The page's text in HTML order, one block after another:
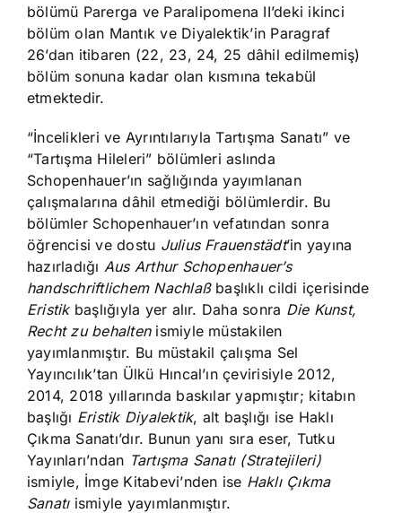
bölümü Parerga ve Paralipomena II’deki ikinci
bölüm olan Mantık ve Diyalektik’in Paragraf
26’dan itibaren (22, 23, 24, 25 dâhil edilmemiş)
bölüm sonuna kadar olan kısmına tekabül
etmektedir.
“İncelikleri ve Ayrıntılarıyla Tartışma Sanatı” ve
“Tartışma Hileleri” bölümleri aslında
Schopenhauer’ın sağlığında yayımlanan
çalışmalarına dâhil etmediği bölümlerdir. Bu
bölümler Schopenhauer’ın vefatından sonra
öğrencisi ve dostu Julius Frauenstädt’in yayına
hazırladığı Aus Arthur Schopenhauer’s
handschriftlichem Nachlaßbaşlıklı cildi içerisinde
Eristikbaşlığıyla yer alır. Daha sonra Die Kunst,
Recht zu behalten ismiyle müstakilen
yayımlanmıştır. Bu müstakil çalışma Sel
Yayıncılık’tan Ülkü Hıncal’ın çevirisiyle 2012,
2014, 2018 yıllarında baskılar yapmıştır; kitabın
başlığı Eristik Diyalektik, alt başlığı ise Haklı
Çıkma Sanatı’dır. Bunun yanı sıra eser, Tutku
Yayınları’ndan Tartışma Sanatı (Stratejileri)
ismiyle, İmge Kitabevi’nden ise Haklı Çıkma
Sanatı ismiyle yayımlanmıştır.